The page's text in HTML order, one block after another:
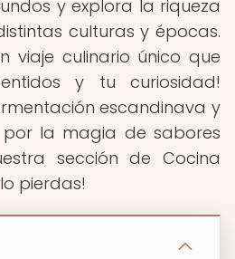
y explora la riqueza
culturas y épocas.
viaje culinario único que
y tu curiosidad!
escandinava y
la magia de sabores
sección de Cocina
pierdas!